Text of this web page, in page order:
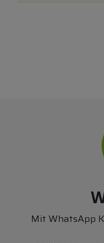
Mit WhatsApp